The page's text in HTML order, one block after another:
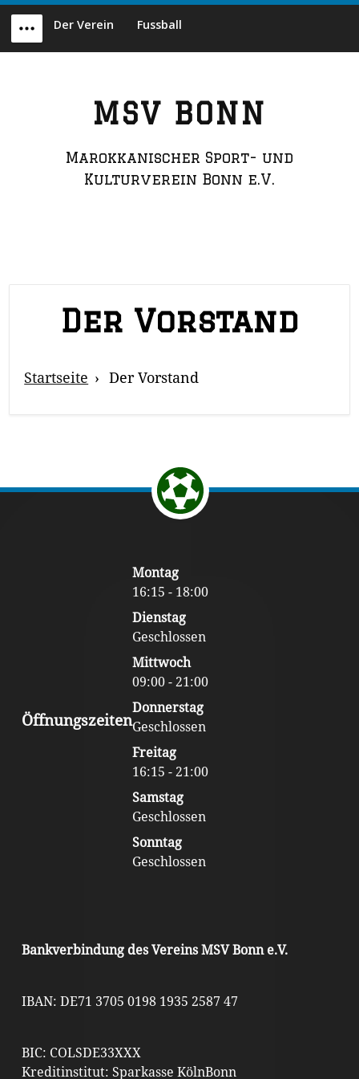
Skip
content
Menu
Der Verein Fussball
MSV BONN
Marokkanischer Sport- und
Kulturverein Bonn e.V.
Der Vorstand
Breadcrumb
Startseite Der Vorstand
Return to the top of the page.
Öffnungszeiten
Montag
16:15 - 18:00
Dienstag
Geschlossen
Mittwoch
09:00 - 21:00
Donnerstag
Geschlossen
Freitag
16:15 - 21:00
Samstag
Geschlossen
Sonntag
Geschlossen
Bankverbindung des Vereins MSV Bonn e.V.
IBAN: DE71 3705 0198 1935 2587 47
BIC: COLSDE33XXX
Kreditinstitut: Sparkasse KölnBonn